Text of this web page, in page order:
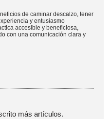
de caminar descalzo, tener
y entusiasmo
accesible y beneficiosa,
con una comunicación clara y
más artículos.